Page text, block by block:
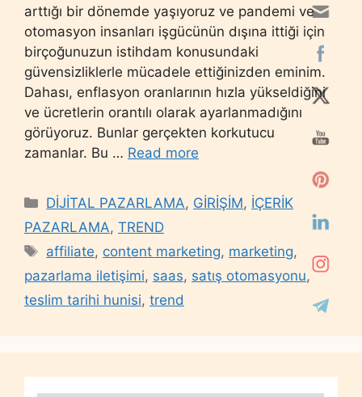
arttığı bir dönemde yaşıyoruz ve pandemi ve
otomasyon insanları işgücünün dışına ittiği için
birçoğunuzun istihdam konusundaki
güvensizliklerle mücadele ettiğinizden eminim.
Dahası, enflasyon oranlarının hızla yükseldiğini
ve ücretlerin orantılı olarak ayarlanmadığını
görüyoruz. Bunlar gerçekten korkutucu
zamanlar. Bu … Read more
Categories
DİJİTAL PAZARLAMA, GİRİŞİM, İÇERİK
PAZARLAMA, TREND
Tags
affiliate, content marketing, marketing,
pazarlama iletişimi, saas, satış otomasyonu,
teslim tarihi hunisi, trend